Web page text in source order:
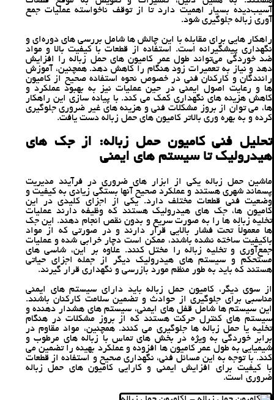
آسیب‌دیده بسیار اهمیت دارد تا از توقف ناخواسته عملیات جمع
‌آوری زباله جلوگیری شود.
راهکار هایی برای مقابله با این چالش‌ ها شامل بررسی ‌های دوره‌ای و
نگهداری پیشگیرانه است. استفاده از قطعات با کیفیت بالا و مواد
ضد خوردگی می‌تواند طول عمر کامیون‌ های حمل زباله را افزایش
دهد و نیاز به تعمیرات زود هنگام را کاهش دهد. همچنین، آموزش
رانندگان و کارکنان فنی در خصوص نحوه استفاده صحیح از کامیون
‌ها و رعایت اصول ایمنی در حین عملیات نیز به بهبود عملکرد و
کاهش هزینه‌ های نگهداری کمک می ‌کند. با پیاده‌ سازی این راهکار
ها، می ‌توان از بروز مشکلات فنی و هزینه‌ های غیر ضروری جلوگیری
کرده و به بهره ‌وری بالاتر کامیون ‌های حمل زباله دست یافت.
تحلیل فنی کامیون حمل زباله: از جک ‌های
هیدرولیک تا سیستم‌ های ایمنی
ماشین حمل زباله یکی از ابزار های ضروری در فرآیند مدیریت
پسماند شهری هستند و عملکرد صحیح آنها بستگی زیادی به کیفیت و
وضعیت فنی قطعات مختلف دارد. یکی از اجزای کلیدی در این
کامیون‌ ها، جک ‌های هیدرولیک هستند که وظیفه دارند عملیات
تخلیه زباله‌ ها را به ‌صورت سریع و بدون نقص انجام دهند. این جک
‌ها معمولاً تحت فشار بالایی قرار دارند و در صورتی که از مواد
باکیفیت ساخته نشده باشند، ممکن است دچار خرابی شده و عملیات
جمع‌آوری و تخلیه زباله را مختل کنند. علاوه بر این، شاسی‌ های
مستحکم و سیستم ‌های هیدرولیک دیگر از جمله اجزای حیاتی
هستند که باید به ‌طور منظم مورد بازرسی و نگهداری قرار گیرند.
از سوی دیگر، کامیون‌ حمل زباله باید دارای سیستم‌ های ایمنی
مناسبی برای جلوگیری از حوادث و تضمین سلامت کارکنان باشند.
این سیستم‌ ها شامل قفل ‌های ایمنی، سیستم ‌های هشدار دهنده و
سیستم ‌های کنترل حرکت هستند که از بروز مشکلات در هنگام
تخلیه یا حمل زباله‌ ها جلوگیری می ‌کنند. همچنین، مواد مقاوم در
برابر خوردگی به ‌ویژه در بخش‌ های تماس با زباله‌ های مرطوب و
شیمیایی به طول عمر کامیون‌ ها افزوده و عملکرد بهینه را تضمین می
‌کند. با توجه به این مسائل فنی، نگهداری صحیح و استفاده از قطعات
با کیفیت برای افزایش ایمنی و کارایی کامیون‌ های حمل زباله
ضروری است.